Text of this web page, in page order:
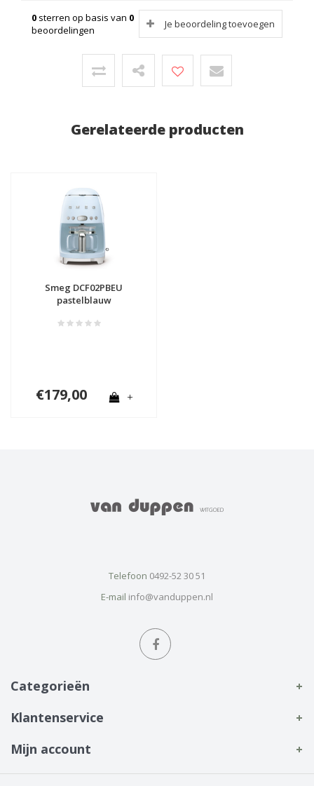
0 sterren op basis van 0
beoordelingen
Je beoordeling toevoegen
Gerelateerde producten
Smeg DCF02PBEU
pastelblauw
€179,00 +
Telefoon 0492-52 30 51
E-mail info@vanduppen.nl
Categorieën
Klantenservice
Mijn account